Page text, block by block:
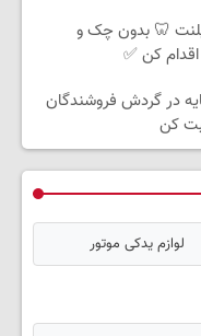
ایمپلنت 🦷 بدون چک و
کن ✅
در گردش فروشندگان
کن
لوازم یدکی موتور